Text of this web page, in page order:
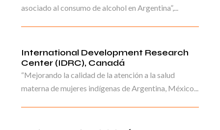
asociado al consumo de alcohol en Argentina”,...
International Development Research
Center (IDRC), Canadá
“Mejorando la calidad de la atención a la salud
materna de mujeres indígenas de Argentina, México...